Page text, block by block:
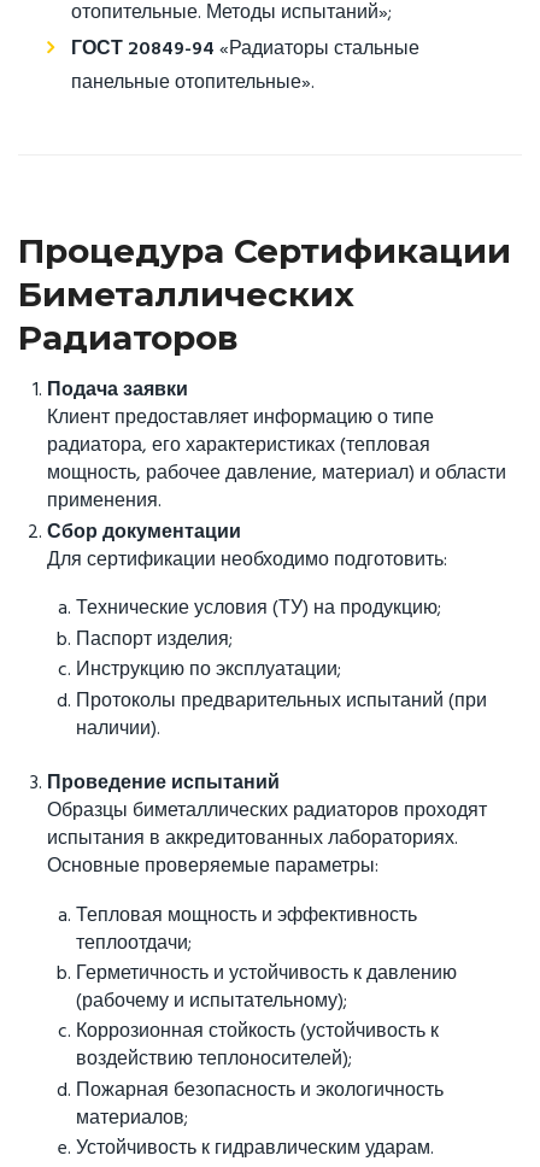
отопительные. Методы испытаний»;
ГОСТ 20849-94«Радиаторы стальные
панельные отопительные».
Процедура Сертификации
Биметаллических
Радиаторов
Подача заявки
Клиент предоставляет информацию о типе
радиатора, его характеристиках (тепловая
мощность, рабочее давление, материал) и области
применения.
Сбор документации
Для сертификации необходимо подготовить:
Технические условия (ТУ) на продукцию;
Паспорт изделия;
Инструкцию по эксплуатации;
Протоколы предварительных испытаний (при
наличии).
Проведение испытаний
Образцы биметаллических радиаторов проходят
испытания в аккредитованных лабораториях.
Основные проверяемые параметры:
Тепловая мощность и эффективность
теплоотдачи;
Герметичность и устойчивость к давлению
(рабочему и испытательному);
Коррозионная стойкость (устойчивость к
воздействию теплоносителей);
Пожарная безопасность и экологичность
материалов;
Устойчивость к гидравлическим ударам.